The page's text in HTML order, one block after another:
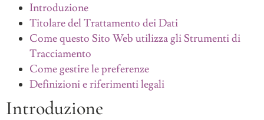
Introduzione
Titolare del Trattamento dei Dati
Come questo Sito Web utilizza gli Strumenti di
Tracciamento
Come gestire le preferenze
Definizioni e riferimenti legali
Introduzione